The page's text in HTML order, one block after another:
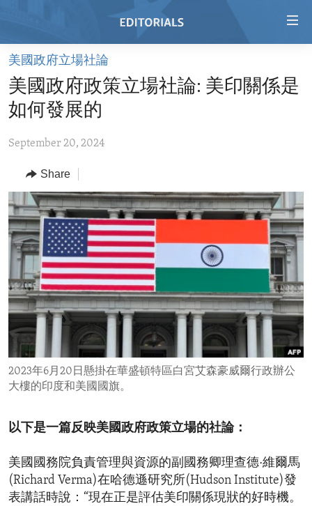
Skip
main
content
to
Navigation
Skip
to
Search
HOME
VIDEO
REGIONS
AFRICA
AMERICAS
ASIA
EUROPE
MIDDLE EAST
TOPICS
HUMAN RIGHTS
SECURITY AND DEFENSE
AID AND DEVELOPMENT
DEMOCRACY AND GOVERNANCE
ECONOMY AND TRADE
ENVIRONMENT AND HEALTH
IDEALS AND INSTITUTIONS
ARCHIVE
ABOUT US
FOLLOW US
美國政府立場社論
美國政府政策立場社論: 美印關係是
如何發展的
September 20, 2024
Share
2023年6月20日懸掛在華盛頓特區白宮艾森豪威爾行政辦公
大樓的印度和美國國旗。
以下是一篇反映美國政府政策立場的社論：
美國國務院負責管理與資源的副國務卿理查德·維爾馬
(Richard Verma)在哈德遜研究所(Hudson Institute)發
表講話時說：“現在正是評估美印關係現狀的好時機。